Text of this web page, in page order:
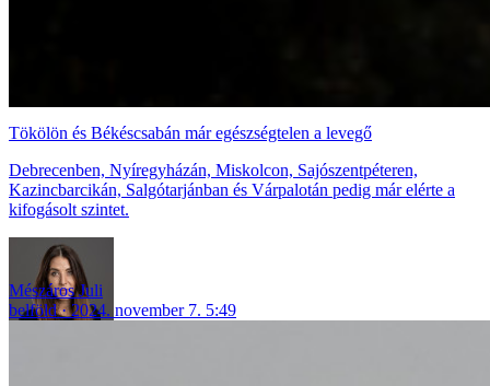
Tökölön és Békéscsabán már egészségtelen a levegő
Debrecenben, Nyíregyházán, Miskolcon, Sajószentpéteren,
Kazincbarcikán, Salgótarjánban és Várpalotán pedig már elérte a
kifogásolt szintet.
Mészáros Juli
belföld
2024. november 7. 5:49